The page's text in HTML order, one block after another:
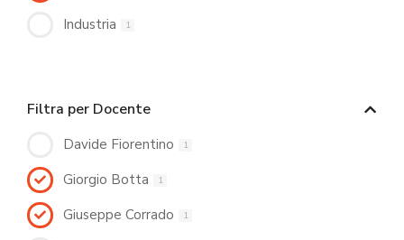
Industria 1
Filtra per Docente
Davide Fiorentino 1
Giorgio Botta 1
Giuseppe Corrado 1